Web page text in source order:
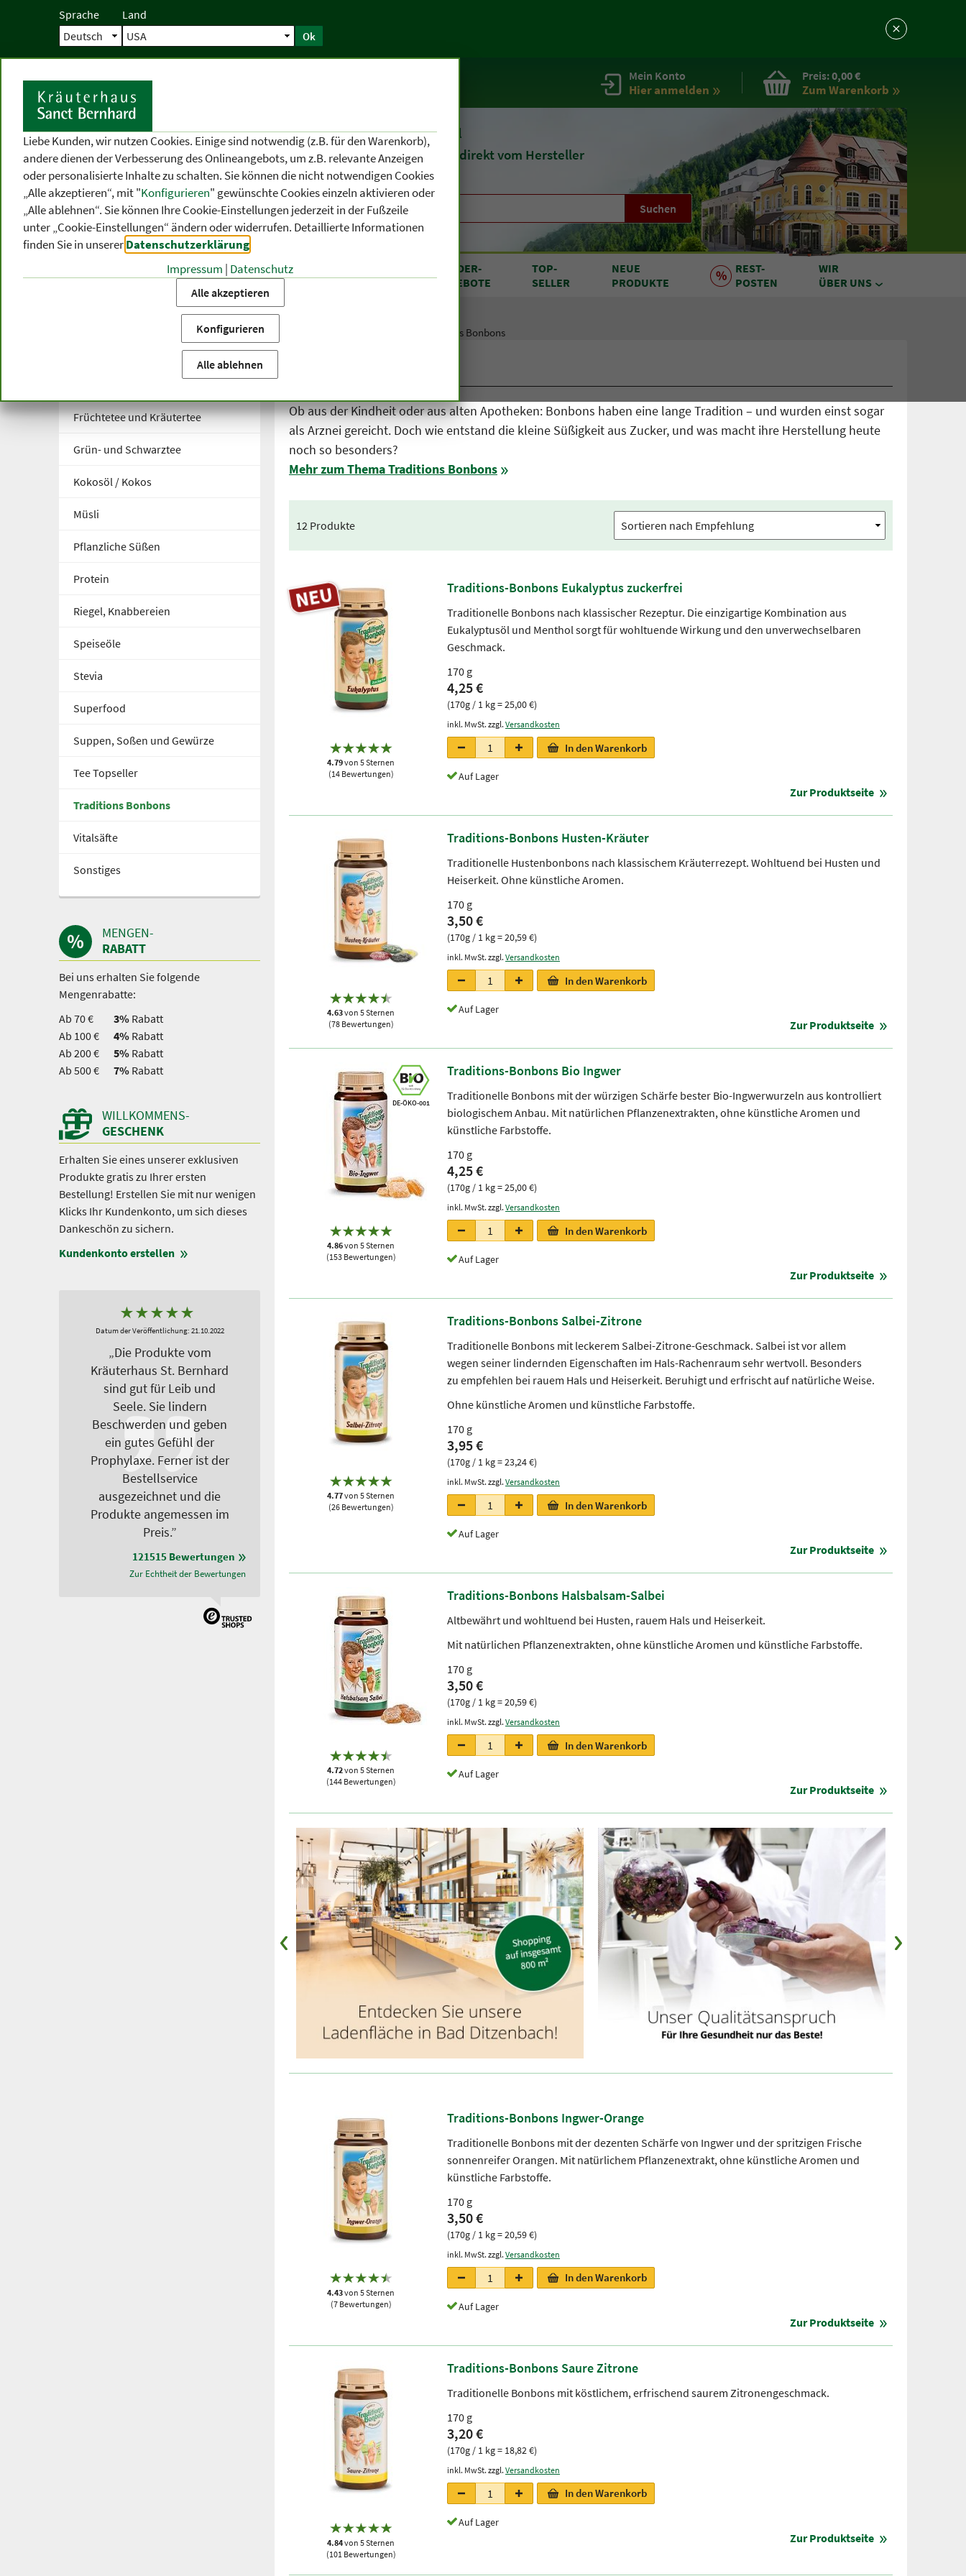
Sprache Land
Ok
Startseite Mein Konto
Hier anmelden
Preis:0,00 €
Zum Warenkorb
Seit 1903Naturheilmittel
undKosmetik direkt vom Hersteller
Suchen
KATEGORIEN
THEMEN-
BEREICHE
VON A BIS Z
SONDER-
ANGEBOTE
TOP-
SELLER
NEUE
PRODUKTE
REST-
POSTEN
WIR
ÜBER UNS
Startseite Produktkategorien Traditions Bonbons
Früchtetee und Kräutertee
Grün- und Schwarztee
Kokosöl / Kokos
Müsli
Pflanzliche Süßen
Protein
Riegel, Knabbereien
Speiseöle
Stevia
Superfood
Suppen, Soßen und Gewürze
Tee Topseller
Traditions Bonbons
Vitalsäfte
Sonstiges
Ob aus der Kindheit oder aus alten Apotheken: Bonbons haben eine lange Tradition – und wurden einst sogar
als Arznei gereicht. Doch wie entstand die kleine Süßigkeit aus Zucker, und was macht ihre Herstellung heute
noch so besonders?
Mehr zum Thema Traditions Bonbons
12 Produkte
4.79von 5 Sternen
(14 Bewertungen)
Traditions-Bonbons Eukalyptus zuckerfrei
Traditionelle Bonbons nach klassischer Rezeptur. Die einzigartige Kombination aus
Eukalyptusöl und Menthol sorgt für wohltuende Wirkung und den unverwechselbaren
Geschmack.
170 g
4,25 €
(170g / 1 kg = 25,00 €)
inkl. MwSt. zzgl. Versandkosten
In den Warenkorb
Auf Lager
Zur Produktseite
4.63von 5 Sternen
(78 Bewertungen)
Traditions-Bonbons Husten-Kräuter
Traditionelle Hustenbonbons nach klassischem Kräuterrezept. Wohltuend bei Husten und
Heiserkeit. Ohne künstliche Aromen.
170 g
3,50 €
(170g / 1 kg = 20,59 €)
inkl. MwSt. zzgl. Versandkosten
In den Warenkorb
Auf Lager
Zur Produktseite
DE-ÖKO-001
4.86von 5 Sternen
(153 Bewertungen)
Traditions-Bonbons Bio Ingwer
Traditionelle Bonbons mit der würzigen Schärfe bester Bio-Ingwerwurzeln aus kontrolliert
biologischem Anbau. Mit natürlichen Pflanzenextrakten, ohne künstliche Aromen und
künstliche Farbstoffe.
170 g
4,25 €
(170g / 1 kg = 25,00 €)
inkl. MwSt. zzgl. Versandkosten
In den Warenkorb
Auf Lager
Zur Produktseite
4.77von 5 Sternen
(26 Bewertungen)
Traditions-Bonbons Salbei-Zitrone
Traditionelle Bonbons mit leckerem Salbei-Zitrone-Geschmack. Salbei ist vor allem
wegen seiner lindernden Eigenschaften im Hals-Rachenraum sehr wertvoll. Besonders
zu empfehlen bei rauem Hals und Heiserkeit. Beruhigt und erfrischt auf natürliche Weise.
Ohne künstliche Aromen und künstliche Farbstoffe.
170 g
3,95 €
(170g / 1 kg = 23,24 €)
inkl. MwSt. zzgl. Versandkosten
In den Warenkorb
Auf Lager
Zur Produktseite
4.72von 5 Sternen
(144 Bewertungen)
Traditions-Bonbons Halsbalsam-Salbei
Altbewährt und wohltuend bei Husten, rauem Hals und Heiserkeit.
Mit natürlichen Pflanzenextrakten, ohne künstliche Aromen und künstliche Farbstoffe.
170 g
3,50 €
(170g / 1 kg = 20,59 €)
inkl. MwSt. zzgl. Versandkosten
In den Warenkorb
Auf Lager
Zur Produktseite
4.43von 5 Sternen
(7 Bewertungen)
Traditions-Bonbons Ingwer-Orange
Traditionelle Bonbons mit der dezenten Schärfe von Ingwer und der spritzigen Frische
sonnenreifer Orangen. Mit natürlichem Pflanzenextrakt, ohne künstliche Aromen und
künstliche Farbstoffe.
170 g
3,50 €
(170g / 1 kg = 20,59 €)
inkl. MwSt. zzgl. Versandkosten
In den Warenkorb
Auf Lager
Zur Produktseite
4.84von 5 Sternen
(101 Bewertungen)
Traditions-Bonbons Saure Zitrone
Traditionelle Bonbons mit köstlichem, erfrischend saurem Zitronengeschmack.
170 g
3,20 €
(170g / 1 kg = 18,82 €)
inkl. MwSt. zzgl. Versandkosten
In den Warenkorb
Auf Lager
Zur Produktseite
MENGEN-
RABATT
Bei uns erhalten Sie folgende
Mengenrabatte:
Ab 70 €
3% Rabatt
Ab 100 €
4% Rabatt
Ab 200 €
5% Rabatt
Ab 500 €
7% Rabatt
WILLKOMMENS-
GESCHENK
Erhalten Sie eines unserer exklusiven
Produkte gratis zu Ihrer ersten
Bestellung! Erstellen Sie mit nur wenigen
Klicks Ihr Kundenkonto, um sich dieses
Dankeschön zu sichern.
Kundenkonto erstellen
★★★★★
Datum der Veröffentlichung: 21.10.2022
„Die Produkte vom
Kräuterhaus St. Bernhard
sind gut für Leib und
Seele. Sie lindern
Beschwerden und geben
ein gutes Gefühl der
Prophylaxe. Ferner ist der
Bestellservice
ausgezeichnet und die
Produkte angemessen im
Preis.”
121515 Bewertungen
Zur Echtheit der Bewertungen
Liebe Kunden, wir nutzen Cookies. Einige sind notwendig (z.B. für den Warenkorb),
andere dienen der Verbesserung des Onlineangebots, um z.B. relevante Anzeigen
oder personalisierte Inhalte zu schalten. Sie können die nicht notwendigen Cookies
„Alle akzeptieren“, mit "Konfigurieren" gewünschte Cookies einzeln aktivieren oder
„Alle ablehnen“. Sie können Ihre Cookie-Einstellungen jederzeit in der Fußzeile
unter „Cookie-Einstellungen“ ändern oder widerrufen. Detaillierte Informationen
finden Sie in unsererDatenschutzerklärung
Impressum | Datenschutz
Alle akzeptieren
Konfigurieren
Alle ablehnen